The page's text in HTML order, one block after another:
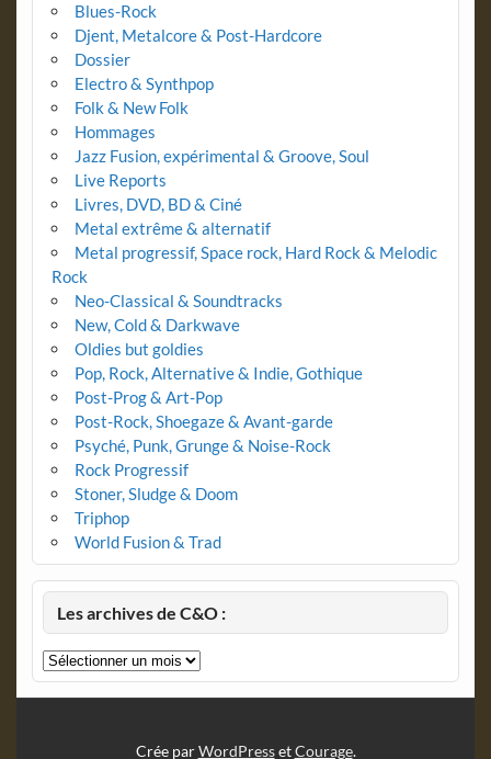
Blues-Rock
Djent, Metalcore & Post-Hardcore
Dossier
Electro & Synthpop
Folk & New Folk
Hommages
Jazz Fusion, expérimental & Groove, Soul
Live Reports
Livres, DVD, BD & Ciné
Metal extrême & alternatif
Metal progressif, Space rock, Hard Rock & Melodic
Rock
Neo-Classical & Soundtracks
New, Cold & Darkwave
Oldies but goldies
Pop, Rock, Alternative & Indie, Gothique
Post-Prog & Art-Pop
Post-Rock, Shoegaze & Avant-garde
Psyché, Punk, Grunge & Noise-Rock
Rock Progressif
Stoner, Sludge & Doom
Triphop
World Fusion & Trad
Les archives de C&O :
Les
archives
Crée parWordPressetCourage.